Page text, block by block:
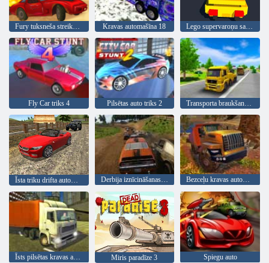
Fury tuksneša streika ceļš Kravas automašīna 18 Lego supervaroņu sacīkstes
Fly Car triks 4 Pilsētas auto triks 2
Īsta triku drifta automašīnas vadīšana 3d Derbija iznīcināšanas simulators Bezceļu kravas automašīnu simulatora kalnā kāpšana
Īsts pilsētas kravas automašīnas simulators Miris paradīze 3 Spiegu auto